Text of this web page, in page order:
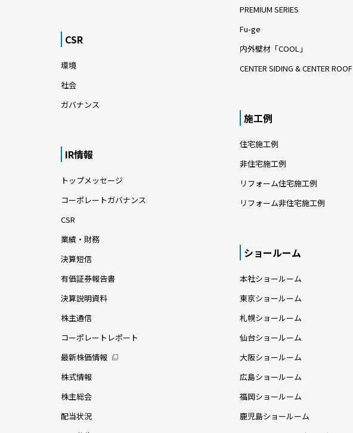
CSR
環境
社会
ガバナンス
IR情報
トップメッセージ
コーポレートガバナンス
CSR
業績・財務
決算短信
有価証券報告書
決算説明資料
株主通信
コーポレートレポート
最新株価情報
株式情報
株主総会
配当状況
PREMIUM SERIES
Fu-ge
内外壁材「COOL」
CENTER SIDING & CENTER ROOF
施工例
住宅施工例
非住宅施工例
リフォーム住宅施工例
リフォーム非住宅施工例
ショールーム
本社ショールーム
東京ショールーム
札幌ショールーム
仙台ショールーム
大阪ショールーム
広島ショールーム
福岡ショールーム
鹿児島ショールーム